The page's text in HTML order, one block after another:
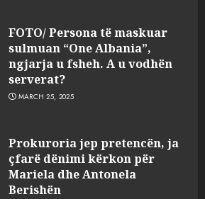
FOTO/ Persona të maskuar
sulmuan “One Albania”,
ngjarja u fsheh. A u vodhën
serverat?
MARCH 25, 2025
Prokuroria jep pretencën, ja
çfarë dënimi kërkon për
Mariela dhe Antonela
Berishën